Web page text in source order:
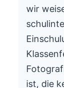
wir
ist, die